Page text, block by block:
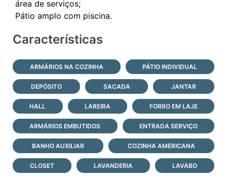
área de serviços;
Características
ARMÁRIOS NA COZINHA PÁTIO INDIVIDUAL
DEPÓSITO SACADA JANTAR
HALL LAREIRA FORRO EM LAJE
ARMÁRIOS EMBUTIDOS ENTRADA SERVIÇO
BANHO AUXILIAR COZINHA AMERICANA
CLOSET LAVANDERIA LAVABO